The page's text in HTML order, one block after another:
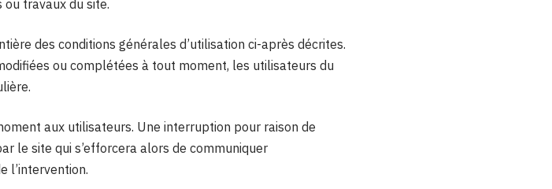
travaux du site.
des conditions générales d’utilisation ci-après décrites.
ou complétées à tout moment, les utilisateurs du
aux utilisateurs. Une interruption pour raison de
le site qui s’efforcera alors de communiquer
l’intervention.